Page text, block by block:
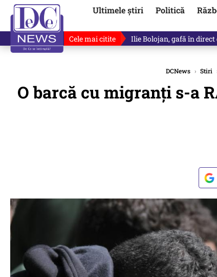
Ultimele știri Politică
Cele mai citite Ilie Bolojan, gafă în
DCNews › Stiri
O barcă cu migranți s-a